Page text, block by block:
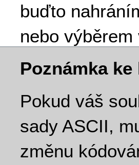
buďto
nebo
Poznámka
Pokud váš
sady ASCII,
změnu